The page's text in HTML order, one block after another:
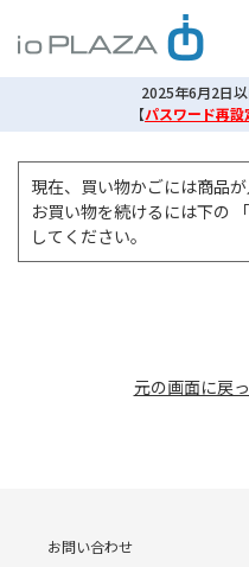
2025年6月2日
【パスワード再設
現在、買い物かごには商品が
お買い物を続けるには下の
してください。
元の画面に戻
お問い合わせ